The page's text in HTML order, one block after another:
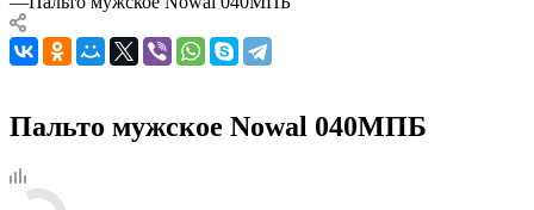
Пальто мужское Nowal 040МПБ